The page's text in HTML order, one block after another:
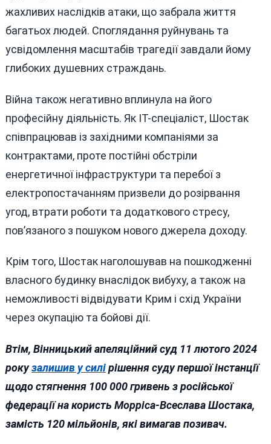
жахливих наслідків атаки, що забрала життя
багатьох людей. Споглядання руйнувань та
усвідомлення масштабів трагедії завдали йому
глибоких душевних страждань.
Війна також негативно вплинула на його
професійну діяльність. Як IT-спеціаліст, Шостак
співпрацював із західними компаніями за
контрактами, проте постійні обстріли
енергетичної інфраструктури та перебої з
електропостачанням призвели до розірвання
угод, втрати роботи та додаткового стресу,
пов’язаного з пошуком нового джерела доходу.
Крім того, Шостак наголошував на пошкодженні
власного будинку внаслідок вибуху, а також на
неможливості відвідувати Крим і схід України
через окупацію та бойові дії.
Втім, Вінницький апеляційний суд 11 лютого 2024
рокузалишив у силірішення суду першої інстанції
щодо стягнення 100 000 гривень з російської
федерації на користь Морріса-Всеслава Шостака,
замість 120 мільйонів, які вимагав позивач.